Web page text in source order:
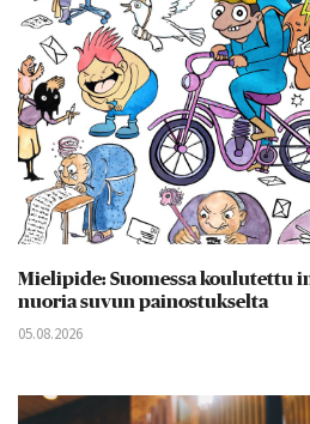
Mielipide: Suomessa koulutettu
nuoria suvun painostukselta
05.08.2026